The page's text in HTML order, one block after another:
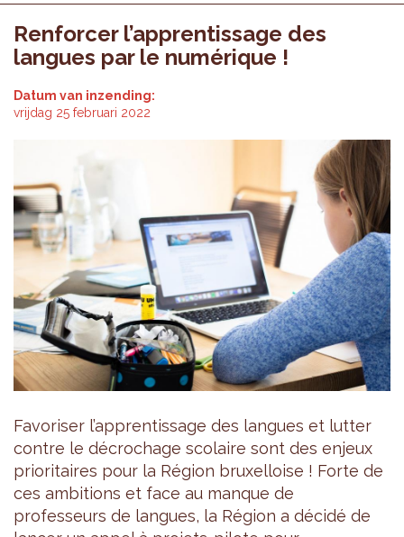
Renforcer l’apprentissage des
langues par le numérique !
Datum van inzending:
vrijdag 25 februari 2022
Favoriser l’apprentissage des langues et lutter
contre le décrochage scolaire sont des enjeux
prioritaires pour la Région bruxelloise ! Forte de
ces ambitions et face au manque de
professeurs de langues, la Région a décidé de